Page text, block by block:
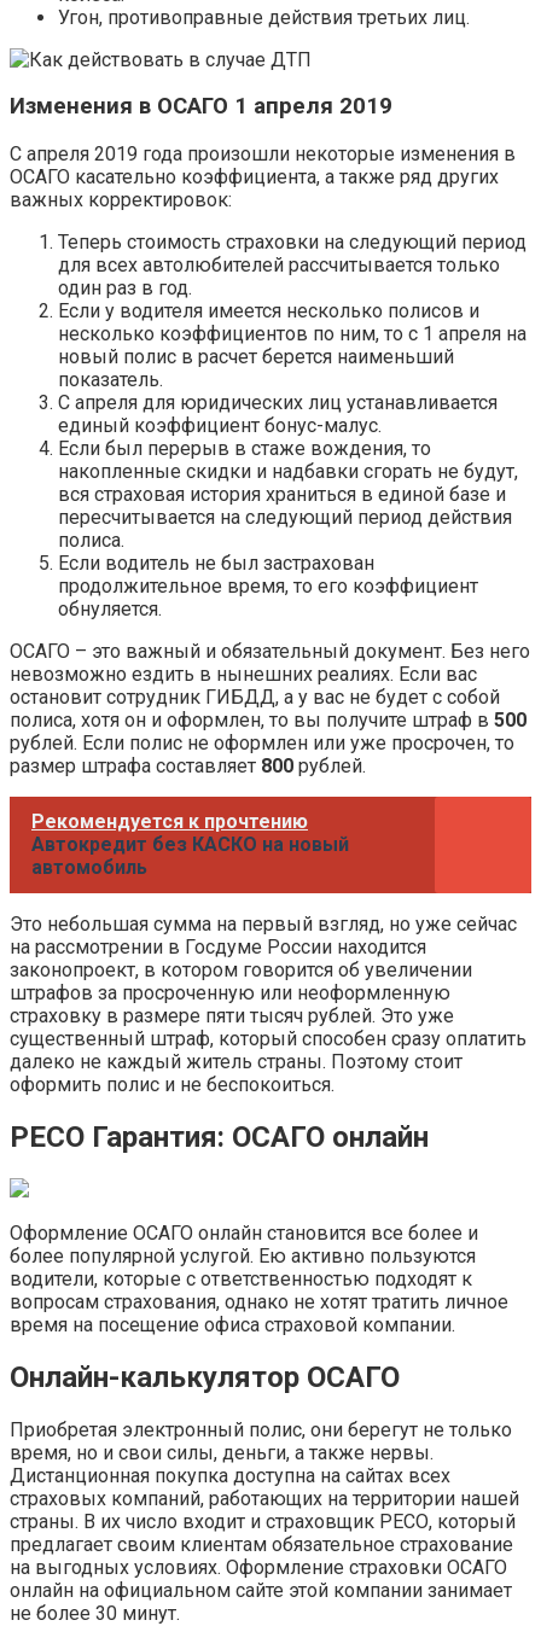
Угон, противоправные действия третьих лиц.
Изменения в ОСАГО 1 апреля 2019
С апреля 2019 года произошли некоторые изменения в
ОСАГО касательно коэффициента, а также ряд других
важных корректировок:
Теперь стоимость страховки на следующий период
для всех автолюбителей рассчитывается только
один раз в год.
Если у водителя имеется несколько полисов и
несколько коэффициентов по ним, то с 1 апреля на
новый полис в расчет берется наименьший
показатель.
С апреля для юридических лиц устанавливается
единый коэффициент бонус-малус.
Если был перерыв в стаже вождения, то
накопленные скидки и надбавки сгорать не будут,
вся страховая история храниться в единой базе и
пересчитывается на следующий период действия
полиса.
Если водитель не был застрахован
продолжительное время, то его коэффициент
обнуляется.
ОСАГО – это важный и обязательный документ. Без него
невозможно ездить в нынешних реалиях. Если вас
остановит сотрудник ГИБДД, а у вас не будет с собой
полиса, хотя он и оформлен, то вы получите штраф в 500
рублей. Если полис не оформлен или уже просрочен, то
размер штрафа составляет 800 рублей.
Рекомендуется к прочтению
Автокредит без КАСКО на новый
автомобиль
Это небольшая сумма на первый взгляд, но уже сейчас
на рассмотрении в Госдуме России находится
законопроект, в котором говорится об увеличении
штрафов за просроченную или неоформленную
страховку в размере пяти тысяч рублей. Это уже
существенный штраф, который способен сразу оплатить
далеко не каждый житель страны. Поэтому стоит
оформить полис и не беспокоиться.
РЕСО Гарантия: ОСАГО онлайн
Оформление ОСАГО онлайн становится все более и
более популярной услугой. Ею активно пользуются
водители, которые с ответственностью подходят к
вопросам страхования, однако не хотят тратить личное
время на посещение офиса страховой компании.
Онлайн-калькулятор ОСАГО
Приобретая электронный полис, они берегут не только
время, но и свои силы, деньги, а также нервы.
Дистанционная покупка доступна на сайтах всех
страховых компаний, работающих на территории нашей
страны. В их число входит и страховщик РЕСО, который
предлагает своим клиентам обязательное страхование
на выгодных условиях. Оформление страховки ОСАГО
онлайн на официальном сайте этой компании занимает
не более 30 минут.